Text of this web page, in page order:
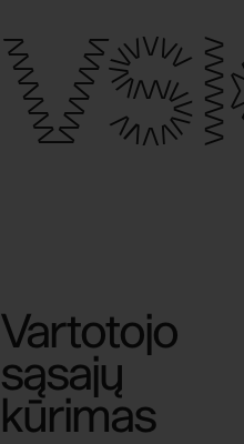
Vartotojo
sąsajų
kūrimas